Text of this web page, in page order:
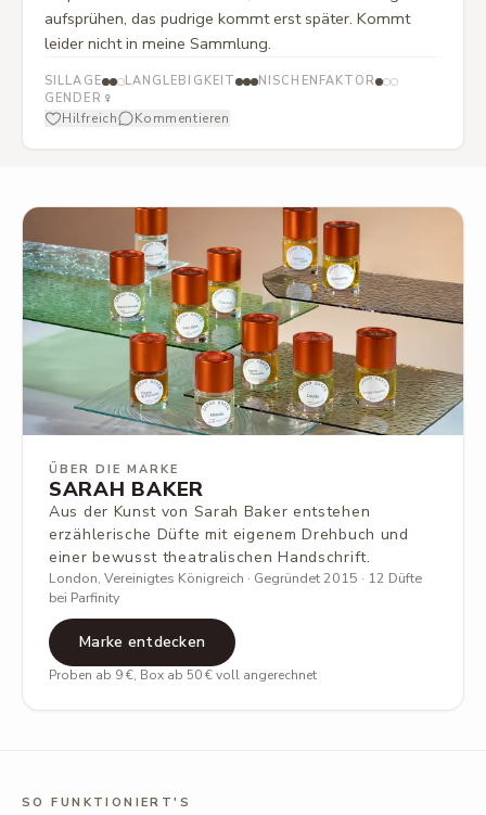
aufsprühen, das pudrige kommt erst später. Kommt
leider nicht in meine Sammlung.
SILLAGE LANGLEBIGKEIT
NISCHENFAKTOR
GENDER ♀
Hilfreich Kommentieren
ÜBER DIE MARKE
SARAH BAKER
Aus der Kunst von Sarah Baker entstehen
erzählerische Düfte mit eigenem Drehbuch und
einer bewusst theatralischen Handschrift.
London, Vereinigtes Königreich · Gegründet 2015 · 12 Düfte
bei Parfinity
Marke entdecken
Proben ab 9 €, Box ab 50 € voll angerechnet
SO FUNKTIONIERT'S